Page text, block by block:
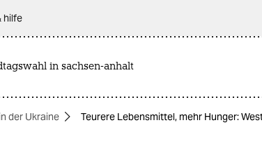
hilfe
in sachsen-anhalt
der Ukraine Teurere Lebensmittel, mehr Hunger: